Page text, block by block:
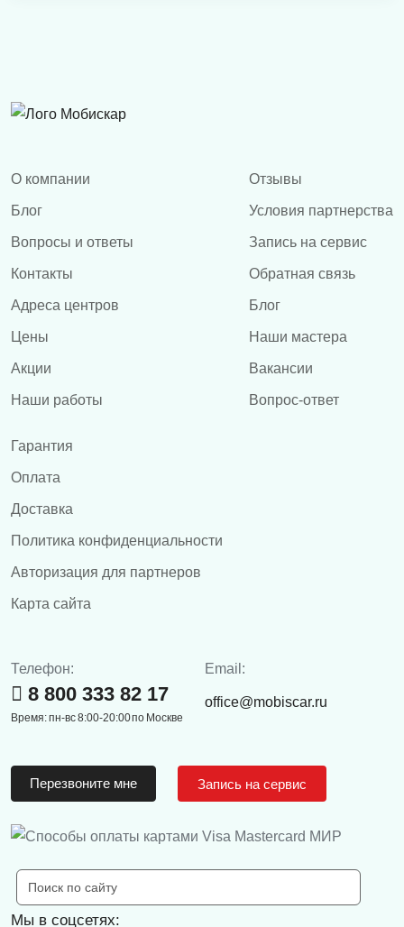
О компании
Блог
Вопросы и ответы
Контакты
Адреса центров
Цены
Акции
Наши работы
Отзывы
Условия партнерства
Запись на сервис
Обратная связь
Блог
Наши мастера
Вакансии
Вопрос-ответ
Гарантия
Оплата
Доставка
Политика конфиденциальности
Авторизация для партнеров
Карта сайта
Телефон:
8 800 333 82 17
Время: пн-вс 8:00-20:00 по Москве
Email:
office@mobiscar.ru
Перезвоните мне Запись на сервис
Мы в соцсетях: